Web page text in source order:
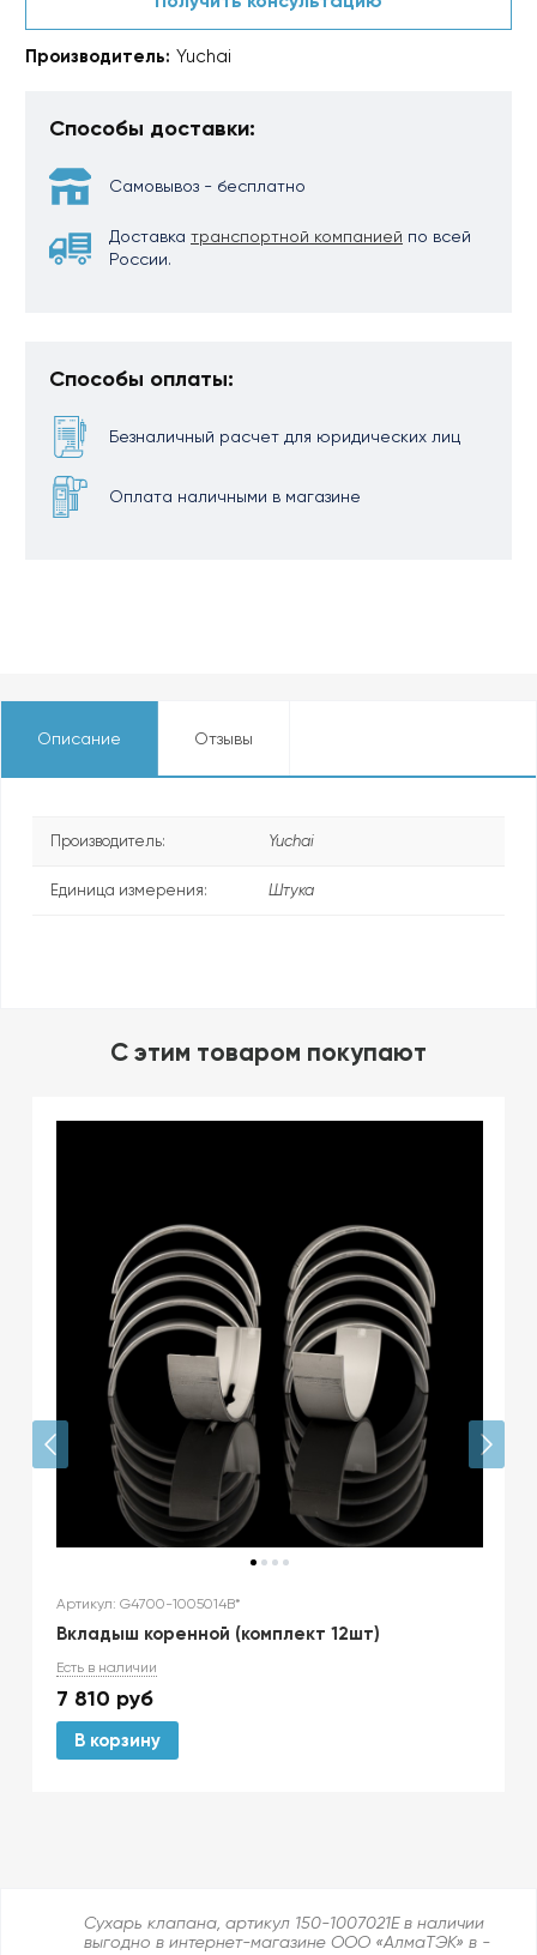
Производитель: Yuchai
Способы доставки:
Самовывоз - бесплатно
Доставка транспортной компанией по всей
России.
Способы оплаты:
Безналичный расчет для юридических лиц
Оплата наличными в магазине
Описание Отзывы
Производитель: Yuchai
Единица измерения: Штука
C этим товаром покупают
Артикул: G4700-1005014B*
Вкладыш коренной (комплект 12шт)
Есть в наличии
7 810 руб
В корзину
Сухарь клапана, артикул 150-1007021E в наличии
выгодно в интернет-магазине ООО «АлмаТЭК» в -